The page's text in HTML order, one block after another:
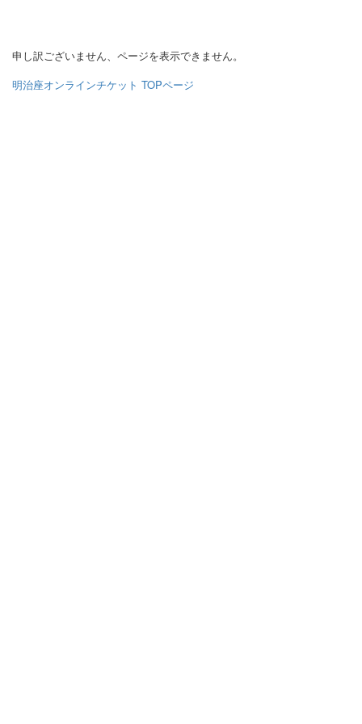
申し訳ございません、ページを表示できません。
明治座オンラインチケット TOPページ